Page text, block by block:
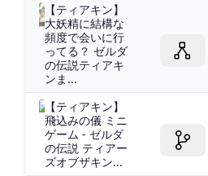
【ティアキン】
大妖精に結構な
頻度で会いに行
ってる？ ゼルダ
の伝説ティアキ
ンま...
【ティアキン】
飛込みの儀 ミニ
ゲーム - ゼルダ
の伝説 ティアー
ズオブザキン...